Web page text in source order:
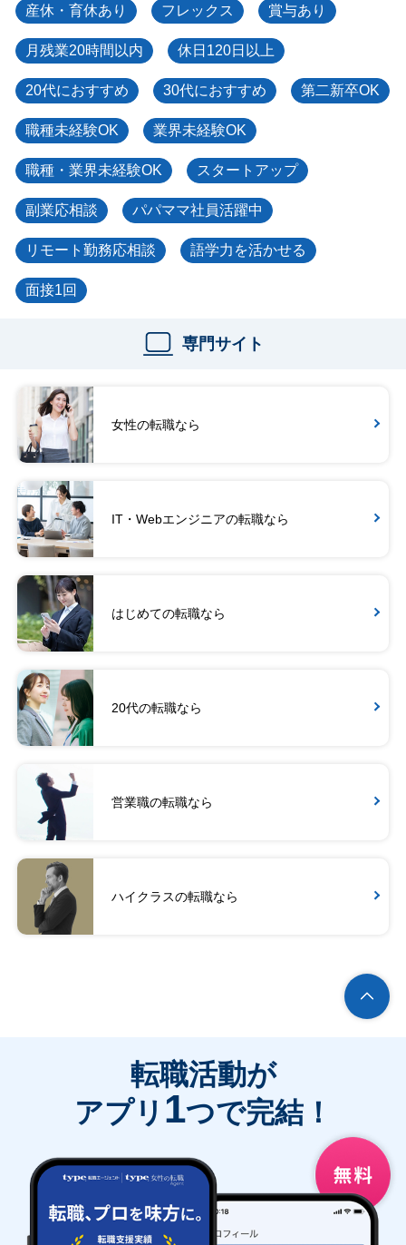
産休・育休あり フレックス 賞与あり
月残業20時間以内 休日120日以上
20代におすすめ 30代におすすめ 第二新卒OK
職種未経験OK 業界未経験OK
職種・業界未経験OK スタートアップ
副業応相談 パパママ社員活躍中
リモート勤務応相談 語学力を活かせる
面接1回
専門サイト
女性の転職なら
IT・Webエンジニアの転職なら
はじめての転職なら
20代の転職なら
営業職の転職なら
ハイクラスの転職なら
転職活動が
アプリ 1つで完結！